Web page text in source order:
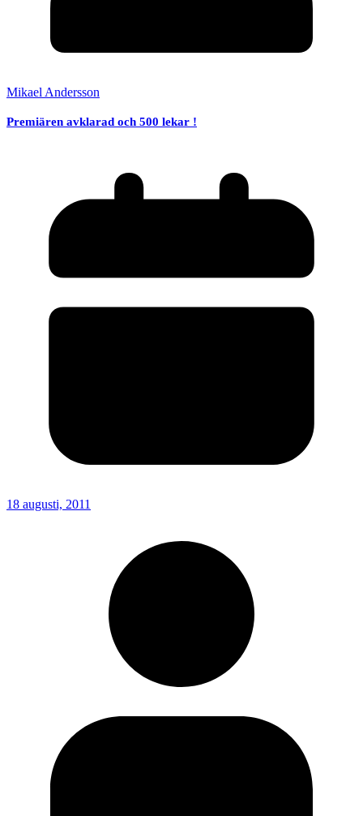
Mikael Andersson
Premiären avklarad och 500 lekar !
18 augusti, 2011